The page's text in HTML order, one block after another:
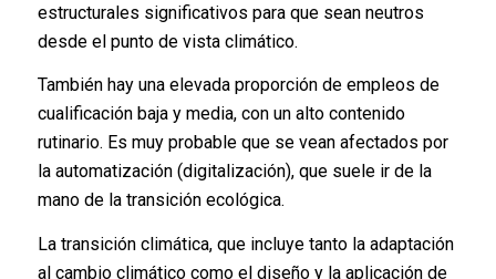
estructurales significativos para que sean neutros
desde el punto de vista climático.
También hay una elevada proporción de empleos de
cualificación baja y media, con un alto contenido
rutinario. Es muy probable que se vean afectados por
la automatización (digitalización), que suele ir de la
mano de la transición ecológica.
La transición climática, que incluye tanto la adaptación
al cambio climático como el diseño y la aplicación de